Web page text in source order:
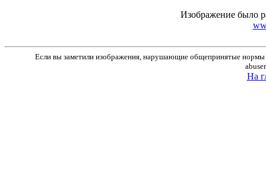
Изображение было
Если вы заметили изображения, нарушающие общепринятые нормы
На